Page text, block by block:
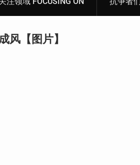
风【图片】